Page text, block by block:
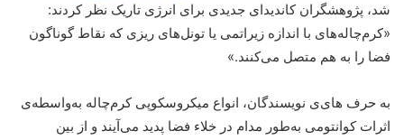
شد، پژوهشگران کاندیدای جدیدی برای انرژی تاریک نظر کردند:
«کرم‌چاله‌های با اندازه زیراتمی یا تونل‌های ریزی که نقاط گوناگون
فضا را به هم متصل می‌کنند.»
به حرف های‌ی نویسندگان، انواع میکروسکوپی کرم‌چاله به‌واسطه‌ی
اثرات کوانتومی به‌طور مدام در خلاء فضا پدید می‌آیند و از بین